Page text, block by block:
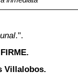
.".
Villalobos.